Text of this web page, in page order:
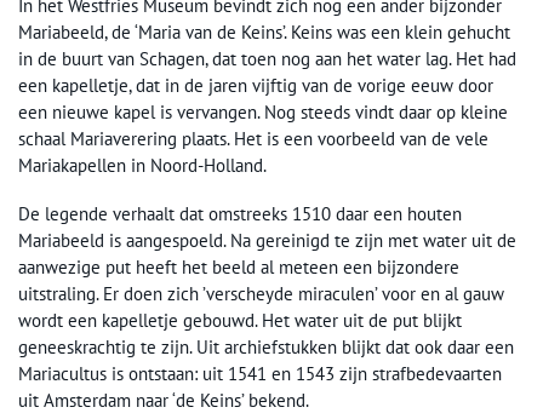
In het Westfries Museum bevindt zich nog een ander bijzonder
Mariabeeld, de ‘Maria van de Keins’. Keins was een klein gehucht
in de buurt van Schagen, dat toen nog aan het water lag. Het had
een kapelletje, dat in de jaren vijftig van de vorige eeuw door
een nieuwe kapel is vervangen. Nog steeds vindt daar op kleine
schaal Mariaverering plaats. Het is een voorbeeld van de vele
Mariakapellen in Noord-Holland.
De legende verhaalt dat omstreeks 1510 daar een houten
Mariabeeld is aangespoeld. Na gereinigd te zijn met water uit de
aanwezige put heeft het beeld al meteen een bijzondere
uitstraling. Er doen zich ’verscheyde miraculen’ voor en al gauw
wordt een kapelletje gebouwd. Het water uit de put blijkt
geneeskrachtig te zijn. Uit archiefstukken blijkt dat ook daar een
Mariacultus is ontstaan: uit 1541 en 1543 zijn strafbedevaarten
uit Amsterdam naar ‘de Keins’ bekend.